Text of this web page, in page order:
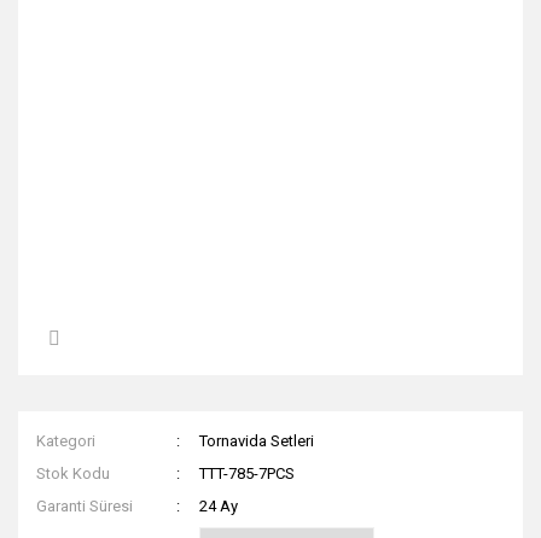
Kategori
Tornavida Setleri
Stok Kodu
TTT-785-7PCS
Garanti Süresi
24 Ay